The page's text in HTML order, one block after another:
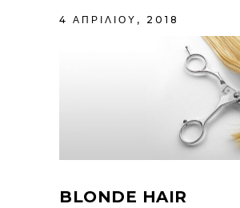
4 ΑΠΡΙΛΊΟΥ, 2018
BLONDE HAIR